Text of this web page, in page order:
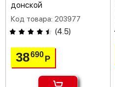
донской
Код товара: 203977
(4.5)
38690Р